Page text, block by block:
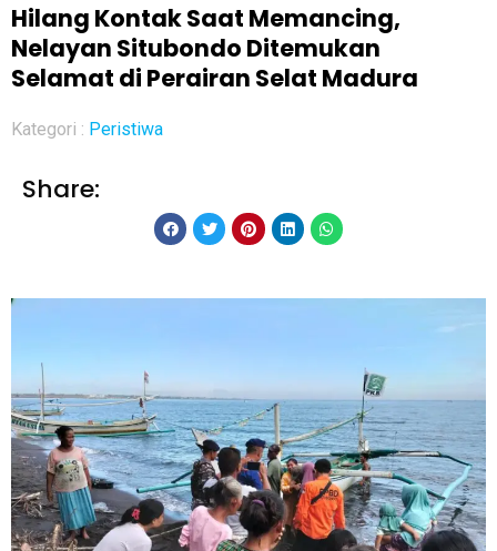
Hilang Kontak Saat Memancing,
Nelayan Situbondo Ditemukan
Selamat di Perairan Selat Madura
Kategori : Peristiwa
Share: